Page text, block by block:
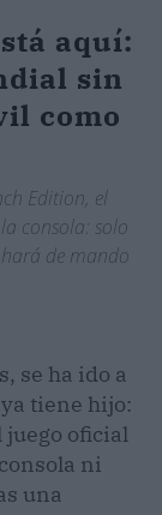
aquí:
sin
como
Edition, el
consola: solo
de mando
se ha ido a
tiene hijo:
juego oficial
ni
una